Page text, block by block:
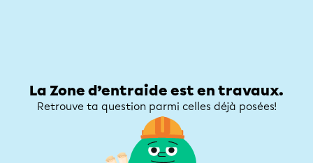
La Zone d’entraide est en travaux.
Retrouve ta question parmi celles déjà posées!